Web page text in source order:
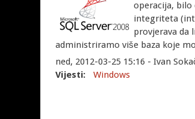
operacija, bilo
integriteta
provjerava da
administriramo više baza koje
ned, 2012-03-25 15:16 - Ivan
Vijesti:
Windows